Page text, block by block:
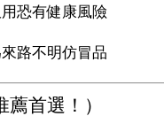
恐有健康風險
路不明仿冒品
首選！）